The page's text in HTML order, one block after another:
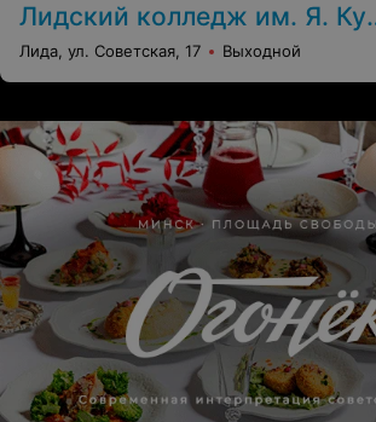
Лидский колледж им. Я. Купалы
Лида, ул. Советская, 17 Выходной